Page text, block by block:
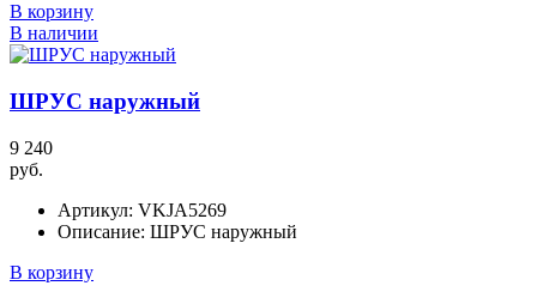
В корзину
В наличии
ШРУС наружный
9 240
руб.
Артикул: VKJA5269
Описание: ШРУС наружный
В корзину